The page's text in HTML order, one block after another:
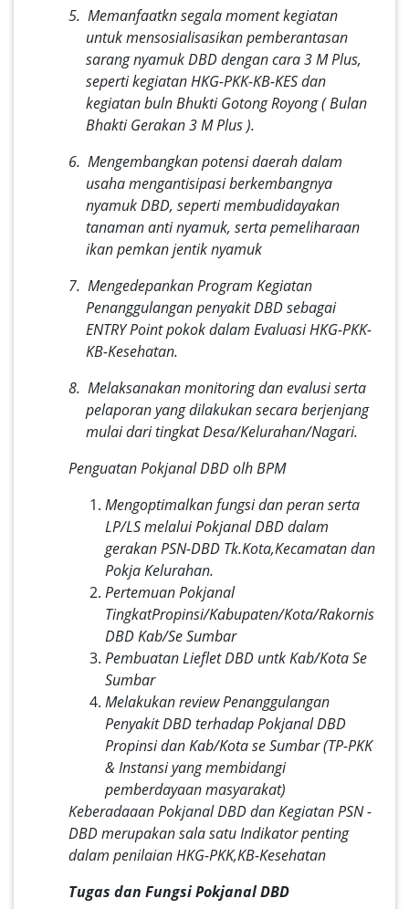
5. Memanfaatkn segala moment kegiatan
untuk mensosialisasikan pemberantasan
sarang nyamuk DBD dengan cara 3 M Plus,
seperti kegiatan HKG-PKK-KB-KES dan
kegiatan buln Bhukti Gotong Royong ( Bulan
Bhakti Gerakan 3 M Plus ).
6. Mengembangkan potensi daerah dalam
usaha mengantisipasi berkembangnya
nyamuk DBD, seperti membudidayakan
tanaman anti nyamuk, serta pemeliharaan
ikan pemkan jentik nyamuk
7. Mengedepankan Program Kegiatan
Penanggulangan penyakit DBD sebagai
ENTRY Point pokok dalam Evaluasi HKG-PKK-
KB-Kesehatan.
8. Melaksanakan monitoring dan evalusi serta
pelaporan yang dilakukan secara berjenjang
mulai dari tingkat Desa/Kelurahan/Nagari.
Penguatan Pokjanal DBD olh BPM
Mengoptimalkan fungsi danperan serta
LP/LS melalui Pokjanal DBD dalam
gerakan PSN-DBD Tk.Kota,Kecamatan dan
Pokja Kelurahan.
Pertemuan Pokjanal
TingkatPropinsi/Kabupaten/Kota/Rakornis
DBD Kab/Se Sumbar
Pembuatan Lieflet DBD untk Kab/Kota Se
Sumbar
Melakukan review Penanggulangan
Penyakit DBD terhadap Pokjanal DBD
Propinsi dan Kab/Kota se Sumbar (TP-PKK
& Instansi yang membidangi
pemberdayaan masyarakat)
Keberadaaan Pokjanal DBD dan Kegiatan PSN -
DBD merupakan sala satu Indikator penting
dalam penilaian HKG-PKK,KB-Kesehatan
Tugas dan Fungsi Pokjanal DBD